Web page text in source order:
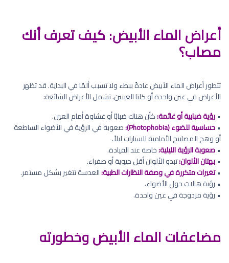
أعراض الماء الأبيض: كيف تعرف أنك
مصاب؟
تتطور أعراض الماء الأبيض عادةً ببطء ولا تسبب ألمًا في البداية. قد تظهر
الأعراض في عين واحدة أو كلتا العينين. تشمل الأعراض الشائعة:
•رؤية ضبابية أو غائمة:كأن هناك ضبابًا أو غشاوة أمام العين.
•حساسية للضوء (Photophobia):
صعوبة في الرؤية في الأضواء الساطعة
أو وهج المصابيح الأمامية للسيارات ليلاً.
•صعوبة الرؤية الليلية:خاصة عند القيادة.
•بهتان الألوان:تبدو الألوان أقل حيوية أو صفراء.
•تغيرات متكررة في وصفة النظارات الطبية:العدسة تتغير بشكل مستمر.
• رؤية هالات حول الأضواء.
• رؤية مزدوجة في عين واحدة.
مضاعفات الماء الأبيض وخطورته